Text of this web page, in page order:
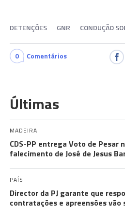
DETENÇÕES GNR CONDUÇÃO
0 Comentários
Últimas
MADEIRA
CDS-PP entrega Voto de Pesar
falecimento de José de Jesus
PAÍS
Director da PJ garante que
contratações e apreensões vão